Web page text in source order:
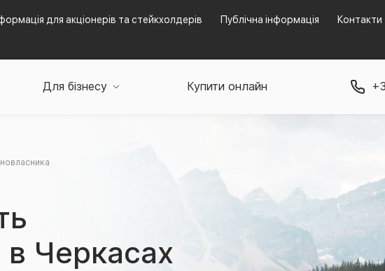
для акціонерів та стейкхолдерів Публічна інформація Контакти
Для бізнесу Купити онлайн
в Черкасах